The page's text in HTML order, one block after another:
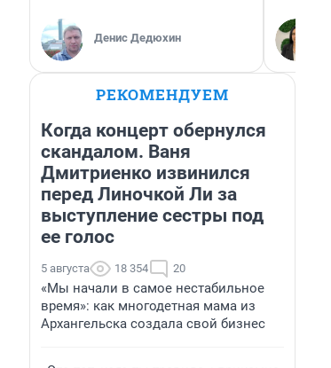
Денис Дедюхин
РЕКОМЕНДУЕМ
Когда концерт обернулся
скандалом. Ваня
Дмитриенко извинился
перед Линочкой Ли за
выступление сестры под
ее голос
5 августа 18 354 20
«Мы начали в самое нестабильное
время»: как многодетная мама из
Архангельска создала свой бизнес